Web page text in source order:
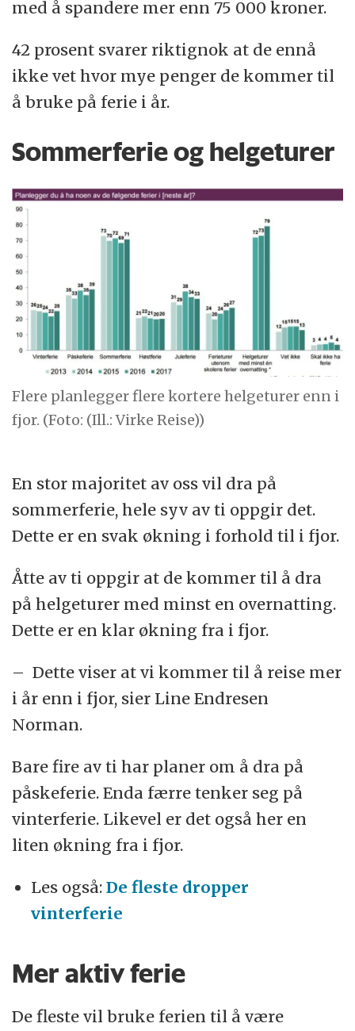
med å spandere mer enn 75 000 kroner.
42 prosent svarer riktignok at de ennå
ikke vet hvor mye penger de kommer til
å bruke på ferie i år.
Sommerferie og helgeturer
Flere planlegger flere kortere helgeturer enn i
fjor. (Foto: (Ill.: Virke Reise))
En stor majoritet av oss vil dra på
sommerferie, hele syv av ti oppgir det.
Dette er en svak økning i forhold til i fjor.
Åtte av ti oppgir at de kommer til å dra
på helgeturer med minst en overnatting.
Dette er en klar økning fra i fjor.
– Dette viser at vi kommer til å reise mer
i år enn i fjor, sier Line Endresen
Norman.
Bare fire av ti har planer om å dra på
påskeferie. Enda færre tenker seg på
vinterferie. Likevel er det også her en
liten økning fra i fjor.
Les også:De fleste dropper
vinterferie
Mer aktiv ferie
De fleste vil bruke ferien til å være